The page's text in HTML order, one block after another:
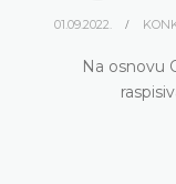
01.09.2022.
Na osnovu